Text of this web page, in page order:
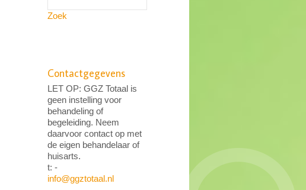
Zoek
Contactgegevens
LET OP: GGZ Totaal is
geen instelling voor
behandeling of
begeleiding. Neem
daarvoor contact op met
de eigen behandelaar of
huisarts.
t: -
info@ggztotaal.nl